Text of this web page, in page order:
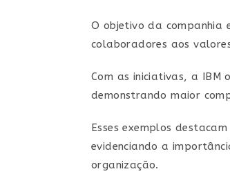
O objetivo da companhia
colaboradores aos
Com as iniciativas, a IBM
demonstrando maior
Esses exemplos
evidenciando a
organização.